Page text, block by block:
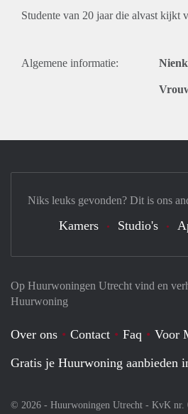
Studente van 20 jaar die alvast kijkt
Algemene informatie:
Op Huurwoningen Utrecht vind en
Huurwoning
Over ons Contact Faq Voor
Gratis je Huurwoning aanbieden
© 2026 - Huurwoningen Utrecht - KvK nr.
Niks leuks gevonden? Dit is ons
Kamers Studio's